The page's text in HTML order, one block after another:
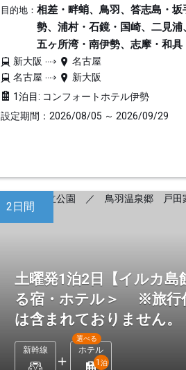
目的地： 相差・畔蛸、鳥羽、答志島・
勢、浦村・石鏡・国崎、二見浦
五ヶ所湾・南伊勢、志摩・和具
新大阪
名古屋
名古屋
新大阪
1泊目: コンフォートホテル伊勢
設定期間：2026/08/05 ～ 2026/09/29
2日間
土曜発1泊2日【イルカ島
る宿・ホテル＞ ※旅行
は含まれておりません。
新幹線 ホテル
選べる
1 泊